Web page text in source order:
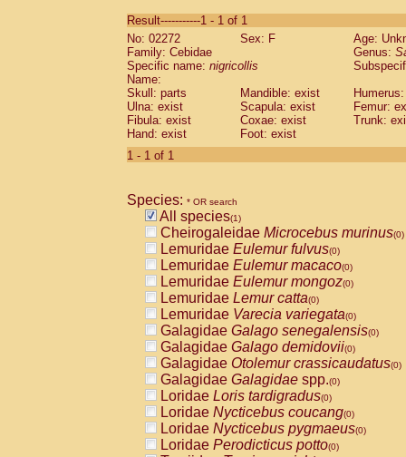
CebidaeSaguinus labiatus(0)
Cebidae Saguinus leucopus (0)
Cebidae
CebidaeSaguinus mystax
Cebidae Saguinus nigricollis (1)
Cebidae Saguinus oedipus
Cebidae Saguinus weddelli
Cebidae Saguinusspp.
Cebidae
CebidaeCebus capucinus
CebidaeCebus nigrivittatus
CebidaeCebus spp.(0)
CebidaeSaimiri boliviensis(0)
CebidaeSaimiri sciureus(0)
AtelidaeAlouatta caraya(0)
AtelidaeAlouatta fusca(0)
AtelidaeAlouatta seniculus(0)
AtelidaeAlouattaspp.(0)
AtelidaeAteles belzebuth(0)
AtelidaeAteles geoffroyi(0)
AtelidaeAteles paniscus(0)
AtelidaeAtelesspp.(0)
AtelidaeLagothrix lagothricha(0)
AtelidaeLagothrix lagothricha cana
PitheciidaeCacajao calvus
Result-----------1 - 1 of 1
No: 02272
Sex: F
Age:
Family: Cebidae
Genus:
Specific name: nigricollis
Name:
Skull: parts
Mandible: exist
Ulna: exist
Scapula: exist
Femur:
Fibula: exist
Coxae: exist
Trunk:
Hand: exist
Foot: exist
1 - 1 of 1
Species: * OR search
All species(1)
Cheirogaleidae Microcebus murinus(0)
Lemuridae Eulemur fulvus(0)
Lemuridae Eulemur macaco(0)
Lemuridae Eulemur mongoz(0)
Lemuridae Lemur catta(0)
Lemuridae Varecia variegata(0)
Galagidae Galago senegalensis(0)
Galagidae Galago demidovii(0)
Galagidae Otolemur crassicaudatus(0)
Galagidae Galagidae spp.(0)
Loridae Loris tardigradus(0)
Loridae Nycticebus coucang(0)
Loridae Nycticebus pygmaeus(0)
Loridae Perodicticus potto(0)